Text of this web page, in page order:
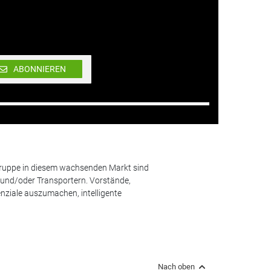
ABONNIEREN
in diesem wachsenden Markt sind
oder Transportern. Vorstände,
auszumachen, intelligente
Nach oben